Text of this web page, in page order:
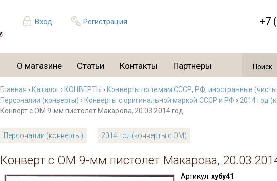
Вход Регистрация +7
О магазине Статьи Контакты Партнеры
Главная › Каталог › КОНВЕРТЫ › Конверты по темам СССР, РФ, иностранные
Персоналии (конверты) › Конверты с оригинальной маркой СССР и РФ › 2014 год
Конверт с ОМ 9-мм пистолет Макарова, 20.03.2014 год
Персоналии (конверты) 2014 год (конверты с ОМ)
Конверт с ОМ 9-мм пистолет Макарова,
Артикул: хубу41